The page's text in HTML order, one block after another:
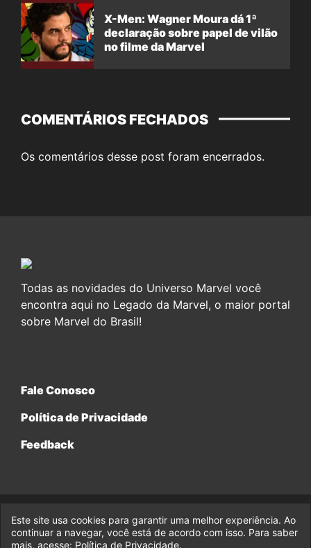
X-Men: Wagner Moura dá 1ª
declaração sobre papel de vilão
no filme da Marvel
COMENTÁRIOS FECHADOS
Os comentários desse post foram encerrados.
Todas as novidades do Universo Marvel você
encontra aqui no Legado da Marvel, o maior portal
sobre Marvel do Brasil!
Fale Conosco
Política de Privacidade
Feedback
© 2017-2026 Legado da Marvel, uma empresa da Legado
Enterprises.
Este site usa cookies para garantir uma melhor experiência. Ao
continuar a navegar, você está de acordo com isso. Para saber
mais, acesse: Política de Privacidade.